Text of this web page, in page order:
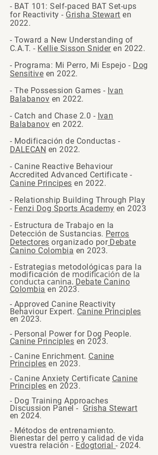
- BAT 101: Self-paced BAT Set-ups
for Reactivity - Grisha Stewart en
2022.
- Toward a New Understanding of
C.A.T. - Kellie Sisson Snideren 2022.
- Programa: Mi Perro, Mi Espejo - Dog
Sensitive en 2022.
- The Possession Games - Ivan
Balabanov en 2022.
- Catch and Chase 2.0 - Ivan
Balabanov en 2022.
- Modificación de Conductas -
DALECAN en 2022.
- Canine Reactive Behaviour
Accredited Advanced Certificate -
Canine Principes en 2022.
- Relationship Building Through Play
- Fenzi Dog Sports Academy en 2023
- Estructura de Trabajo en la
Detección de Sustancias. Perros
Detectores organizado porDebate
Canino Colombia en 2023.
- Estrategias metodológicas para la
modificación de modificación de la
conducta canina. Debate Canino
Colombia en 2023.
- Approved Canine Reactivity
Behaviour Expert. Canine Principles
en 2023.
- Personal Power for Dog People.
Canine Principles en 2023.
- Canine Enrichment. Canine
Principles en 2023.
- Canine Anxiety Certificate Canine
Principles en 2023.
- Dog Training Approaches
Discussion Panel - Grisha Stewart
en 2024.
- Métodos de entrenamiento.
Bienestar del perro y calidad de vida
vuestra relación - Edogtorial- 2024.